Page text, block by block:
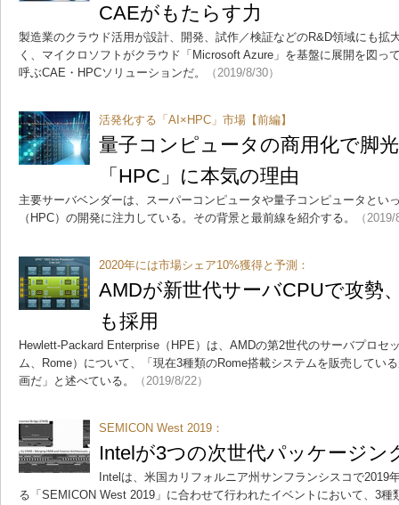
CAEがもたらす力
製造業のクラウド活用が設計、開発、試作／検証などのR&D領域にも拡
く、マイクロソフトがクラウド「Microsoft Azure」を基盤に展開を図っ
呼ぶCAE・HPCソリューションだ。
（2019/8/30）
活発化する「AI×HPC」市場【前編】
量子コンピュータの商用化で脚
「HPC」に本気の理由
主要サーバベンダーは、スーパーコンピュータや量子コンピュータとい
（HPC）の開発に注力している。その背景と最前線を紹介する。
（
2020年には市場シェア10%獲得と予測：
AMDが新世代サーバCPUで攻勢
も採用
Hewlett-Packard Enterprise（HPE）は、AMDの第2世代のサーバプロセ
ム、Rome）について、「現在3種類のRome搭載システムを販売してい
画だ」と述べている。
（2019/8/22）
SEMICON West 2019：
Intelが3つの次世代パッケージン
Intelは、米国カリフォルニア州サンフランシスコで2019
る「SEMICON West 2019」に合わせて行われたイベントにおいて、3